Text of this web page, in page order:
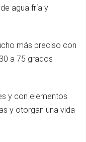
agua fría y
más preciso con
a 75 grados
y con elementos
y otorgan una vida